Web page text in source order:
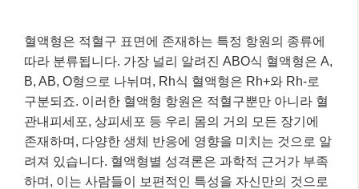
혈액형은 적혈구 표면에 존재하는 특정 항원의 종류에
따라 분류됩니다. 가장 널리 알려진 ABO식 혈액형은 A,
B, AB, O형으로 나뉘며, Rh식 혈액형은 Rh+와 Rh-로
구분되죠. 이러한 혈액형 항원은 적혈구뿐만 아니라 혈
관내피세포, 상피세포 등 우리 몸의 거의 모든 장기에
존재하며, 다양한 생체 반응에 영향을 미치는 것으로 알
려져 있습니다. 혈액형별 성격론은 과학적 근거가 부족
하며, 이는 사람들이 보편적인 특성을 자신만의 것으로